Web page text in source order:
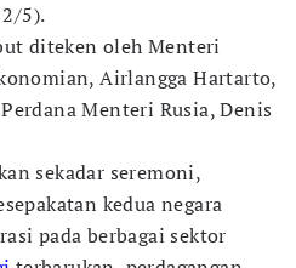
5).
diteken oleh Menteri
Airlangga Hartarto,
Menteri Rusia, Denis
sekadar seremoni,
kedua negara
pada berbagai sektor